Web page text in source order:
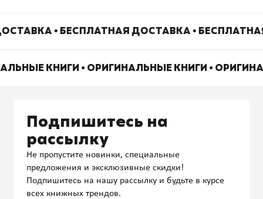
• БЕСПЛАТНАЯ ДОСТАВКА •
КНИГИ • ОРИГИНАЛЬНЫЕ КНИГИ •
Подпишитесь на
рассылку
Не пропустите новинки, специальные
предложения и эксклюзивные скидки!
Подпишитесь на нашу рассылку и будьте в курсе
всех книжных трендов.